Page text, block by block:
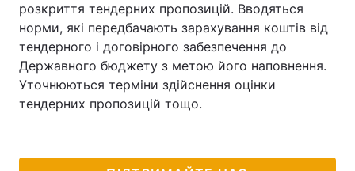
розкриття тендерних пропозицій. Вводяться
норми, які передбачають зарахування коштів від
тендерного і договірного забезпечення до
Державного бюджету з метою його наповнення.
Уточнюються терміни здійснення оцінки
тендерних пропозицій тощо.